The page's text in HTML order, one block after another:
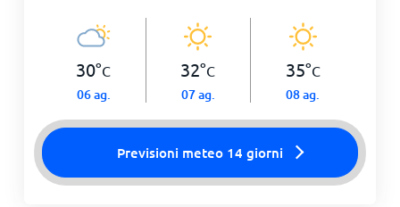
30°C
06 ag.
32°C
07 ag.
35°C
08 ag.
Previsioni meteo 14 giorni